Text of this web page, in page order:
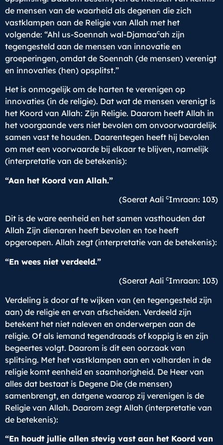
de mensen van de waarheid als degenen die zich
vastklampen aan de Religie van Allah met het
volgende: “Ahl us-Soennah wal-Djamaacah zijn
tegengesteld aan de mensen van innovatie en
groeperingen, omdat de Soennah (de mensen) verenigt
en innovaties (hen) opsplitst.”
Het is onmogelijk om de harten te verenigen op
innovaties (in de religie). Dat wat de mensen verenigt is
het Koord van Allah: Zijn Religie. Daarom heeft Allah in
het voorgaande vers niet bevolen om onvoorwaardelijk
samen vast te houden. Daarentegen heeft hij bevolen
om met een voorwaarde bij elkaar te blijven, namelijk
(interpretatie van de betekenis):
“Aan het Koord van Allah.”
(Soerat Aali cImraan: 103)
Dit is de ware eenheid en het samen vasthouden dat
Allah Zijn dienaren heeft bevolen en toe heeft
opgeroepen. Allah zegt (interpretatie van de betekenis):
“En wees niet verdeeld.”
(Soerat Aali cImraan: 103)
Verdeling is door af te wijken van (en tegengesteld zijn
aan) de religie en ervan afscheiden. Verdeeld zijn
betekent het niet naleven en onderwerpen aan de
religie. Of als iemand tegendraads of koppig is en zijn
begeertes volgt. Daarom is dit een oorzaak van
splitsing. Met het vastklampen aan en volharden in de
religie komt eenheid en saamhorigheid. De Heer van
alles dat bestaat is Degene Die (de mensen)
samenbrengt, en datgene waarop zij verenigen is de
Religie van Allah. Daarom zegt Allah (interpretatie van
de betekenis):
“En houdt jullie allen stevig vast aan het Koord van